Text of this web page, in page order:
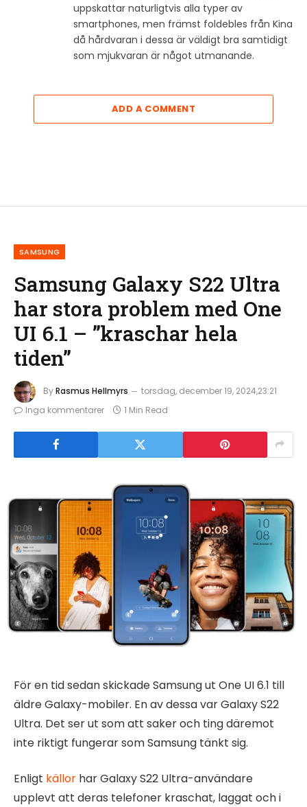
uppskattar naturligtvis alla typer av
smartphones, men främst foldebles från Kina
då hårdvaran i dessa är väldigt bra samtidigt
som mjukvaran är något utmanande.
ADD A COMMENT
SAMSUNG
Samsung Galaxy S22 Ultra
har stora problem med One
UI 6.1 – ”kraschar hela
tiden”
ByRasmus Hellmyrs
torsdag, december 19, 2024,23:21
Inga kommentarer
1 Min Read
För en tid sedan skickade Samsung ut One UI 6.1 till
äldre Galaxy-mobiler. En av dessa var Galaxy S22
Ultra. Det ser ut som att saker och ting däremot
inte riktigt fungerar som Samsung tänkt sig.
Enligt källor har Galaxy S22 Ultra-användare
upplevt att deras telefoner kraschat, laggat och i